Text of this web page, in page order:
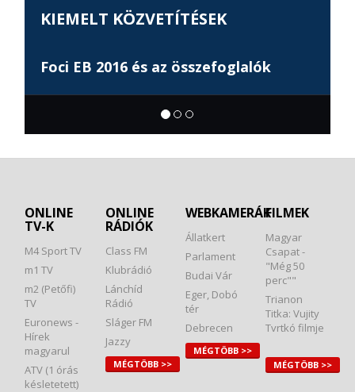
KIEMELT KÖZVETÍTÉSEK
M4 Sport TV
Riói Olimpia (hamarosan)
ONLINE
TV-K
M4 Sport TV
m1 TV
m2 (Petőfi)
TV
Euronews -
Hírek
magyarul
ATV (1 órás
késletetett)
ONLINE
RÁDIÓK
Class FM
Klubrádió
Lánchíd
Rádió
Sláger FM
Jazzy
MÉGTÖBB >>
WEBKAMERÁK
Állatkert
Parlament
Budai Vár
Eger, Dobó
tér
Debrecen
MÉGTÖBB >>
FILMEK
Magyar
Csapat -
"Még 50
perc""
Trianon
Titka: Vujity
Tvrtkó filmje
MÉGTÖBB >>